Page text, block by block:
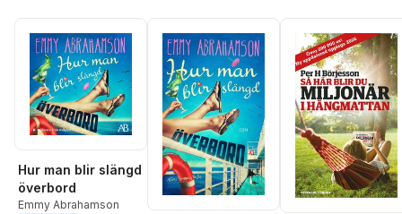
Hur man blir slängd
överbord
Emmy Abrahamson